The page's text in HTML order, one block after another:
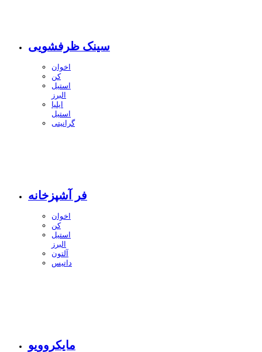
سینک ظرفشویی
اخوان
کن
استیل
البرز
ایلیا
استیل
گرانیتی
فر آشپزخانه
اخوان
کن
استیل
البرز
آلتون
داتیس
مایکروویو